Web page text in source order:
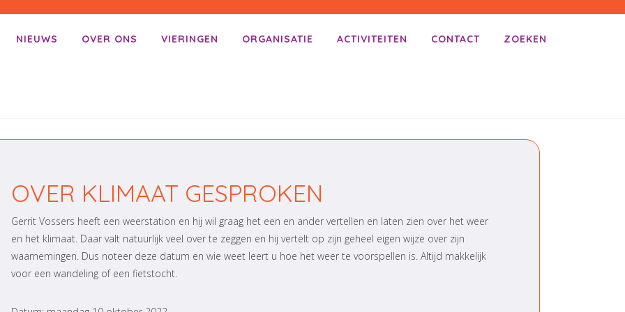
inhoud
NIEUWS OVER ONS VIERINGEN ORGANISATIE ACTIVITEITEN CONTACT ZOEKEN
OVER KLIMAAT GESPROKEN
Gerrit Vossers heeft een weerstation en hij wil graag het een en ander vertellen en laten zien over het weer
en het klimaat. Daar valt natuurlijk veel over te zeggen en hij vertelt op zijn geheel eigen wijze over zijn
waarnemingen. Dus noteer deze datum en wie weet leert u hoe het weer te voorspellen is. Altijd makkelijk
voor een wandeling of een fietstocht.